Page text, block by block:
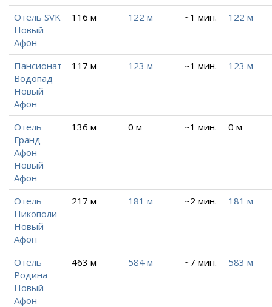
Отель SVK
Новый
Афон
116 м 122 м ~1 мин. 122 м
Пансионат
Водопад
Новый
Афон
117 м 123 м ~1 мин. 123 м
Отель
Гранд
Афон
Новый
Афон
136 м 0 м ~1 мин. 0 м
Отель
Никополи
Новый
Афон
217 м 181 м ~2 мин. 181 м
Отель
Родина
Новый
Афон
463 м 584 м ~7 мин. 583 м